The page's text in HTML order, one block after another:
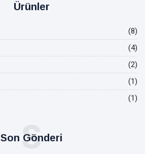
Ürünler
(8)
(4)
(2)
(1)
(1)
Son Gönderi
S